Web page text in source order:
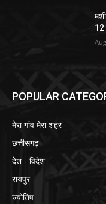
12
POPULAR
मेरा गांव मेरा शहर
छत्तीसगढ़
देश - विदेश
रायपुर
ज्योतिष